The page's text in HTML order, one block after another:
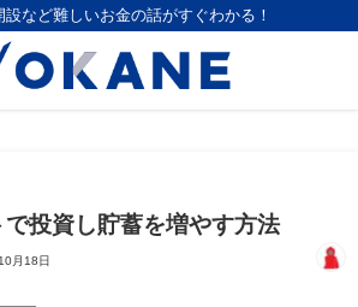
など難しいお金の話がすぐわかる！
で投資し貯蓄を増やす方法
月18日